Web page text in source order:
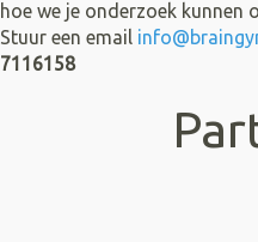
hoe we je onderzoek kunnen
Stuur een email
7116158